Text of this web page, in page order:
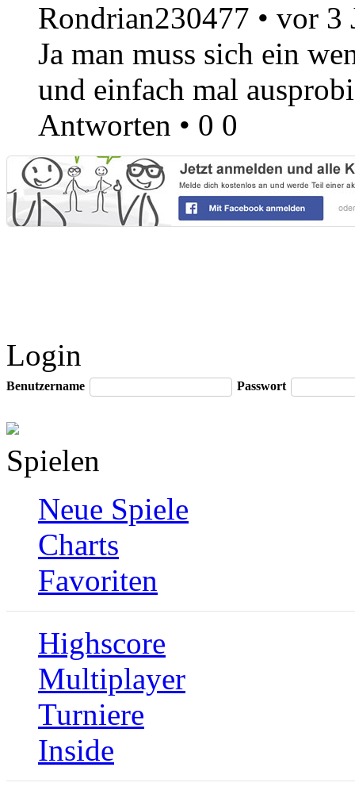
Rondrian230477 • vor 3
Ja man muss sich ein
und einfach mal
Antworten • 0 0
Login
Benutzername Passwort
Spielen
Neue Spiele
Charts
Favoriten
Highscore
Multiplayer
Turniere
Inside